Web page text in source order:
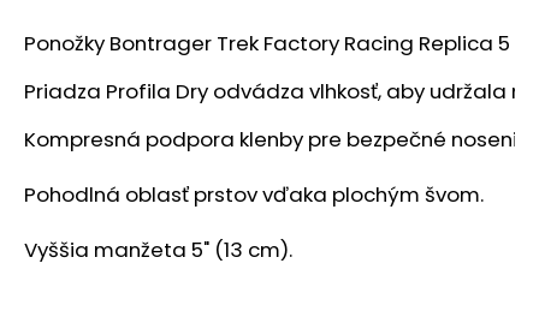
Ponožky Bontrager Trek Factory Racing Replica 5
Priadza Profila Dry odvádza vlhkosť, aby udržala
Kompresná podpora klenby pre bezpečné nosenie.
Pohodlná oblasť prstov vďaka plochým švom.
Vyššia manžeta 5" (13 cm).
s
?
HĽADAŤ